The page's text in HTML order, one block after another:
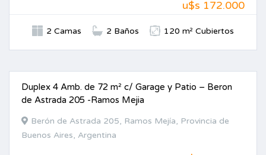
u$s 172.000
2 Camas 2 Baños 120 m² Cubiertos
VENTA
Duplex 4 Amb. de 72 m² c/ Garage y Patio – Beron
de Astrada 205 -Ramos Mejia
Berón de Astrada 205, Ramos Mejía, Provincia de
Buenos Aires, Argentina